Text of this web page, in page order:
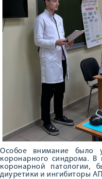
Особое внимание было
коронарного синдрома. В
коронарной патологии,
диуретики и ингибиторы